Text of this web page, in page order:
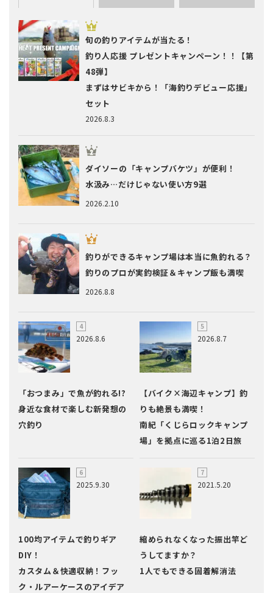
2026.8.3
旬の釣りアイテムが当たる！
釣り人応援 プレゼントキャンペーン！！【第
48弾】
まずはサビキから！「海釣りデビュー応援」
セット
2026.2.10
ダイソーの「キャンプバケツ」が便利！
水汲み…だけじゃない使い方9選
2026.8.8
釣りができるキャンプ場は本当に魚釣れる？
釣りのプロが実釣検証＆キャンプ飯も満喫
2026.8.6
「おつまみ」で魚が釣れる!?
身近な食材で楽しむ新発想の
穴釣り
2026.8.7
【バイク×海辺キャンプ】釣
りも絶景も満喫！
南紀「くじらロックキャンプ
場」を拠点に巡る1泊2日旅
2025.9.30
100均アイテムで釣りギア
DIY！
カスタム＆快適収納！フッ
ク・ルアーケースのアイデア
2021.5.20
縮められなくなった振出竿ど
うしてますか？
1人でもできる固着解消法